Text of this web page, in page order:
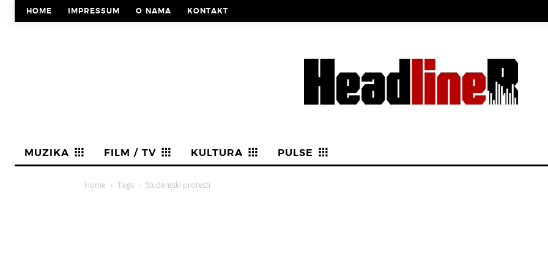
HOME IMPRESSUM O NAMA KONTAKT
MUZIKA FILM / TV KULTURA PULSE
Home Tags Studentski protesti